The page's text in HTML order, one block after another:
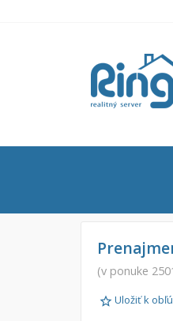
Predaj
Prenájom
(v ponuke
Uložiť k